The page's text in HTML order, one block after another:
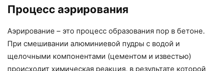
Процесс аэрирования
Аэрирование – это процесс образования пор в бетоне.
При смешивании алюминиевой пудры с водой и
щелочными компонентами (цементом и известью)
происходит химическая реакция, в результате которой